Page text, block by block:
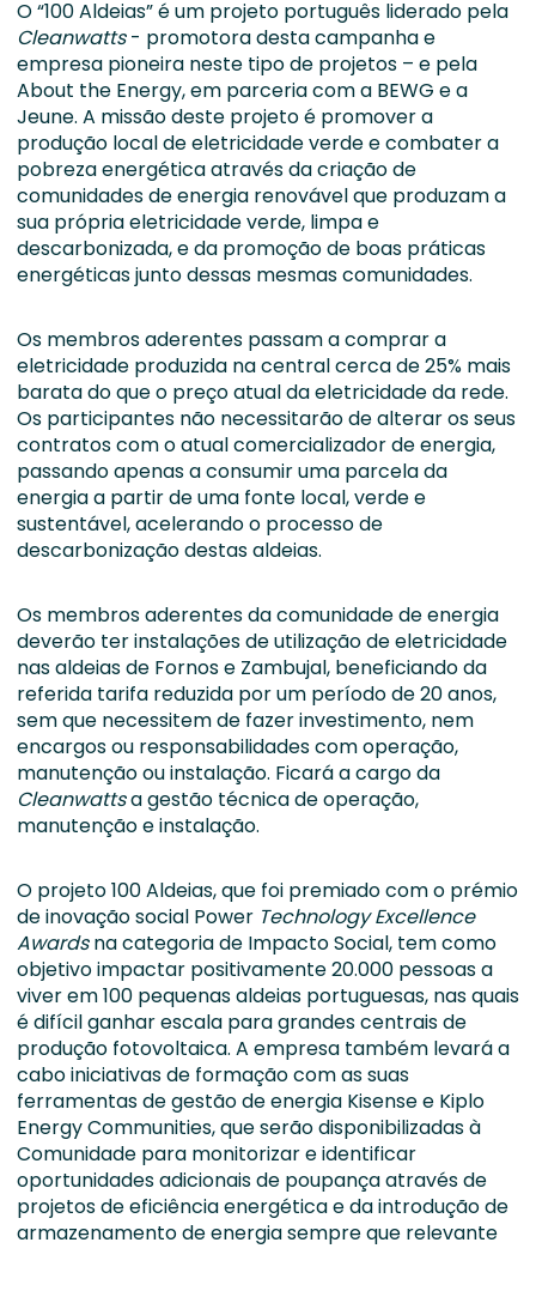
O “100 Aldeias” é um projeto português liderado pela
Cleanwatts- promotora desta campanha e
empresa pioneira neste tipo de projetos – e pela
About the Energy, em parceria com a BEWG e a
Jeune. A missão deste projeto é promover a
produção local de eletricidade verde e combater a
pobreza energética através da criação de
comunidades de energia renovável que produzam a
sua própria eletricidade verde, limpa e
descarbonizada, e da promoção de boas práticas
energéticas junto dessas mesmas comunidades.
Os membros aderentes passam a comprar a
eletricidade produzida na central cerca de 25% mais
barata do que o preço atual da eletricidade da rede.
Os participantes não necessitarão de alterar os seus
contratos com o atual comercializador de energia,
passando apenas a consumir uma parcela da
energia a partir de uma fonte local, verde e
sustentável, acelerando o processo de
descarbonização destas aldeias.
Os membros aderentes da comunidade de energia
deverão ter instalações de utilização de eletricidade
nas aldeias de Fornos e Zambujal, beneficiando da
referida tarifa reduzida por um período de 20 anos,
sem que necessitem de fazer investimento, nem
encargos ou responsabilidades com operação,
manutenção ou instalação. Ficará a cargo da
Cleanwattsa gestão técnica de operação,
manutenção e instalação.
O projeto 100 Aldeias, que foi premiado com o prémio
de inovação social Power Technology Excellence
Awardsna categoria de Impacto Social, tem como
objetivo impactar positivamente 20.000 pessoas a
viver em 100 pequenas aldeias portuguesas, nas quais
é difícil ganhar escala para grandes centrais de
produção fotovoltaica. A empresa também levará a
cabo iniciativas de formação com as suas
ferramentas de gestão de energia Kisense e Kiplo
Energy Communities, que serão disponibilizadas à
Comunidade para monitorizar e identificar
oportunidades adicionais de poupança através de
projetos de eficiência energética e da introdução de
armazenamento de energia sempre que relevante